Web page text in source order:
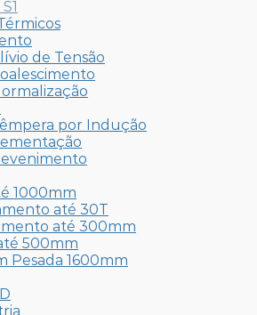
de Tensão
por Indução
1000mm
até 30T
até 300mm
500mm
Pesada 1600mm